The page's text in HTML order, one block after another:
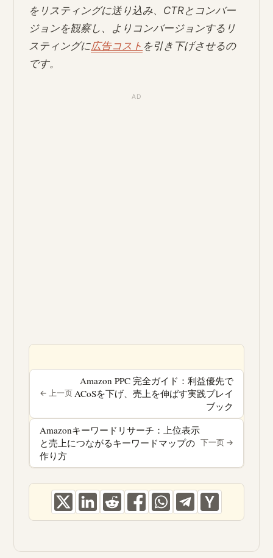
をリスティングに送り込み、CTRとコンバー
ジョンを観察し、よりコンバージョンするリ
スティングに広告コスト を引き下げさせるの
です。
Amazon PPC 完全ガイド：利益優先で
ACoSを下げ、売上を伸ばす実践プレイ
ブック
次へ »
Amazonキーワードリサーチ：上位表示
と売上につながるキーワードマップの
作り方